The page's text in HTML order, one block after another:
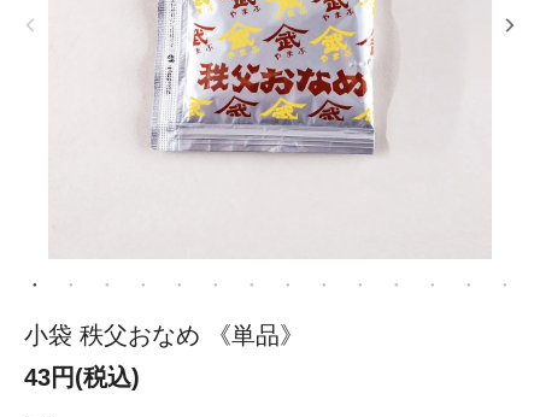
小袋 秩父おなめ 《単品》
43円(税込)